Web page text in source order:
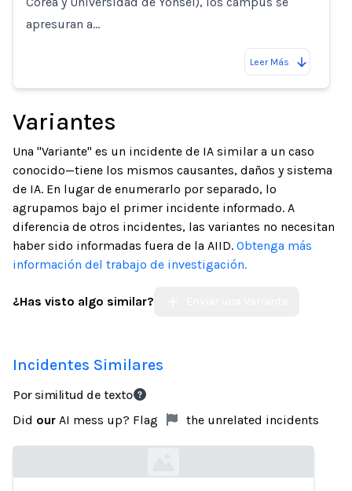
apresuran a…
Leer Más
Variantes
Una "Variante" es un incidente de IA similar a un caso
conocido—tiene los mismos causantes, daños y sistema
de IA. En lugar de enumerarlo por separado, lo
agrupamos bajo el primer incidente informado. A
diferencia de otros incidentes, las variantes no necesitan
haber sido informadas fuera de la AIID. Obtenga más
información del trabajo de investigación.
¿Has visto algo similar?
Incidentes Similares
Por similitud de texto
Did our AI mess up? Flag the unrelated incidents